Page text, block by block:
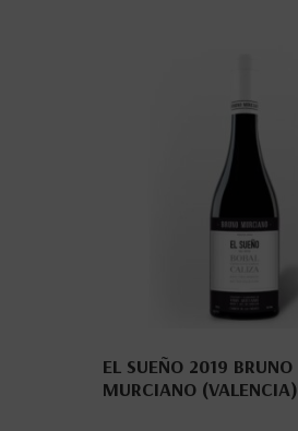
EL SUEÑO 2019 BRUNO
MURCIANO (VALENCIA)